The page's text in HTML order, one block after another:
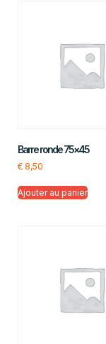
Barre ronde 75×45
€ 8,50
Ajouter au panier